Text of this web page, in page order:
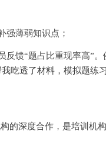
强薄弱知识点；
反馈“题占比重现率高”。
吃透了材料，模拟题练
的深度合作，是培训机